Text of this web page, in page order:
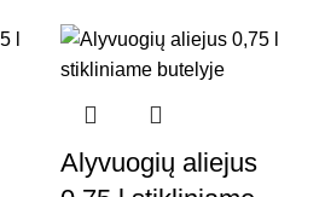
Alyvuogių aliejus